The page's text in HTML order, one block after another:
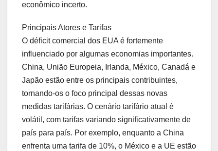
econômico incerto.
Principais Atores e Tarifas
O déficit comercial dos EUA é fortemente
influenciado por algumas economias importantes.
China, União Europeia, Irlanda, México, Canadá e
Japão estão entre os principais contribuintes,
tornando-os o foco principal dessas novas
medidas tarifárias. O cenário tarifário atual é
volátil, com tarifas variando significativamente de
país para país. Por exemplo, enquanto a China
enfrenta uma tarifa de 10%, o México e a UE estão